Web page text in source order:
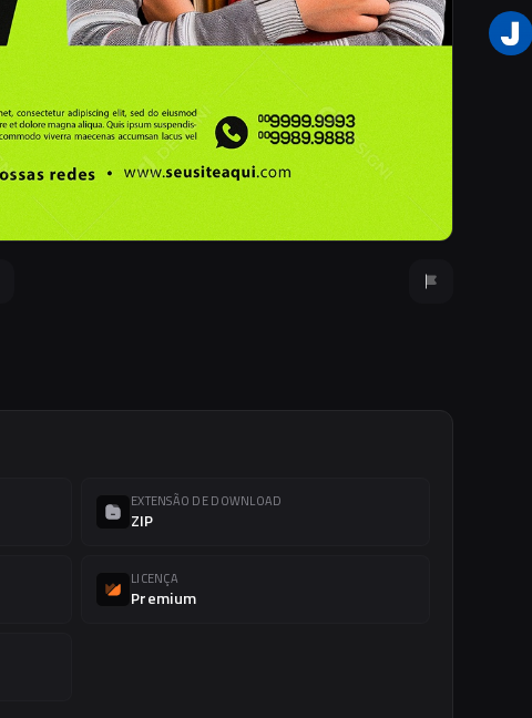
EXTENSÃO DE DOWNLOAD
ZIP
LICENÇA
Premium